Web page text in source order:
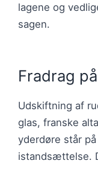
lagene og
sagen.
Fradrag
Udskiftning af
glas, franske
yderdøre står
istandsættelse.